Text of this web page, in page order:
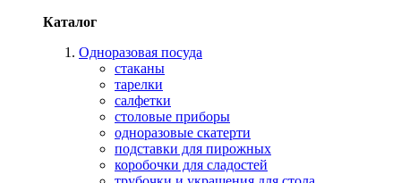
Каталог
Одноразовая посуда
стаканы
тарелки
салфетки
столовые приборы
одноразовые скатерти
подставки для пирожных
коробочки для сладостей